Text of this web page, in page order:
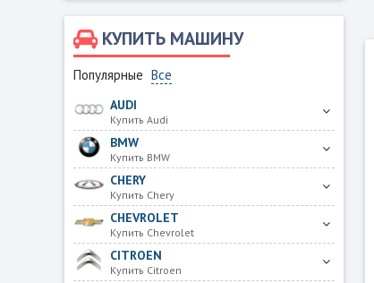
КУПИТЬ МАШИНУ
Популярные Все
AUDI
Купить Audi
BMW
Купить BMW
CHERY
Купить Chery
CHEVROLET
Купить Chevrolet
CITROEN
Купить Citroen